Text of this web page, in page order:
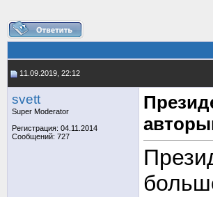
11.09.2019, 22:12
svett
Super Moderator
Регистрация: 04.11.2014
Сообщений: 727